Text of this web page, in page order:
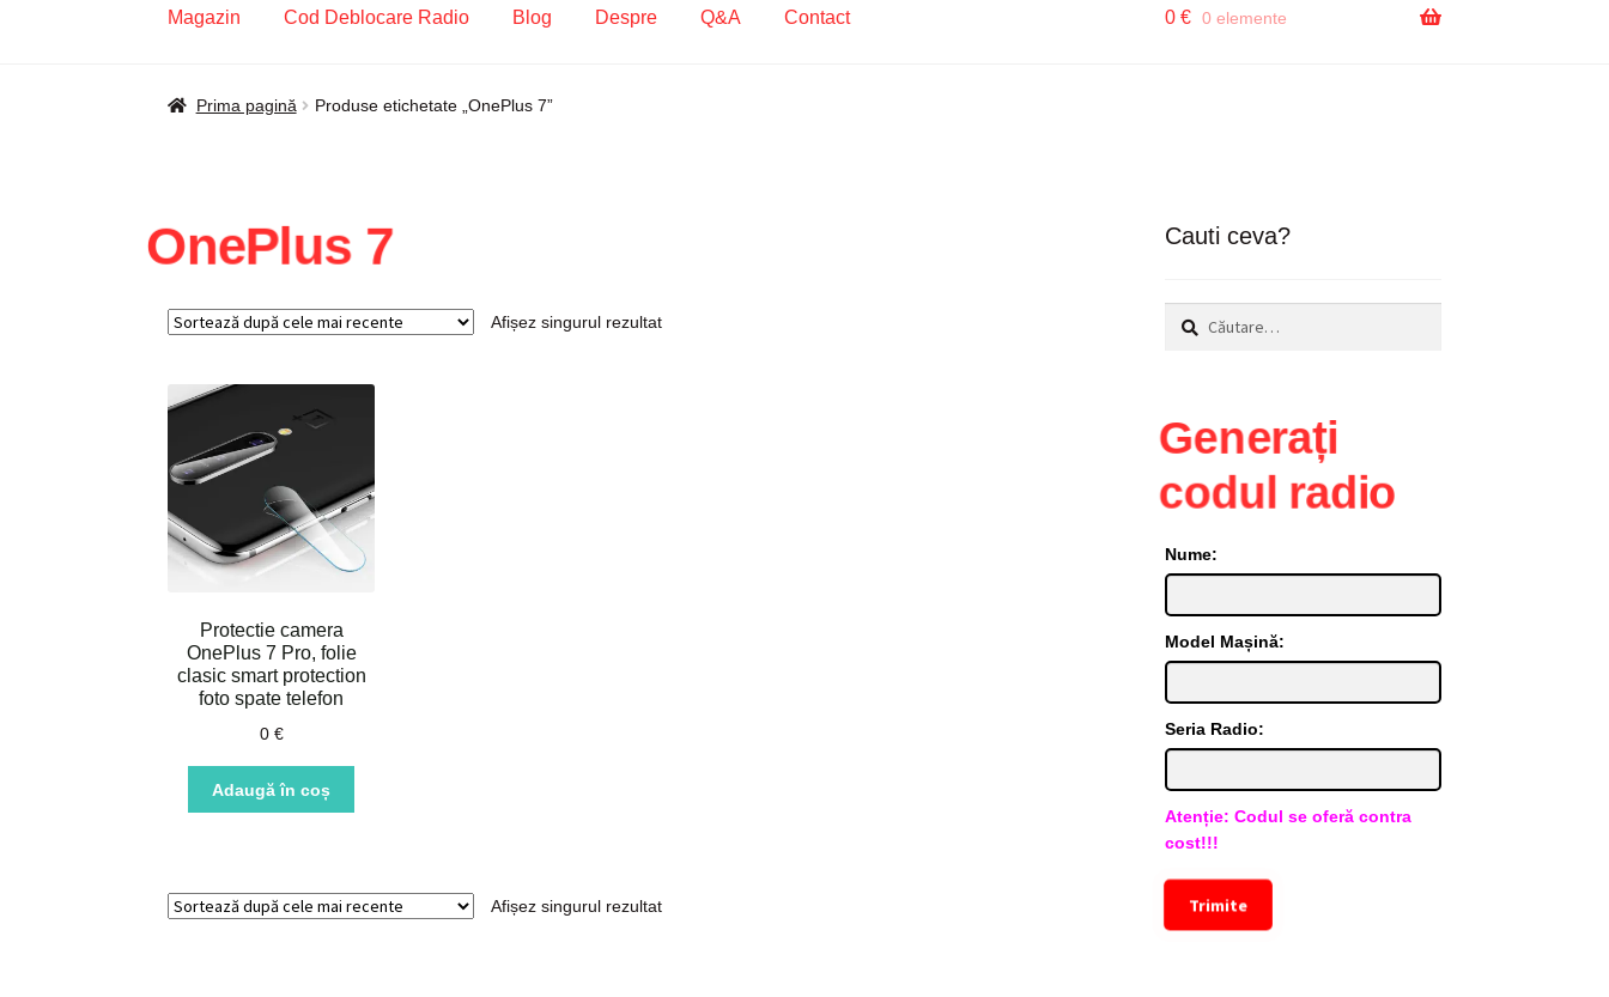
Magazin Cod Deblocare Radio Blog Despre Q&A Contact
Prima pagină Blog Cod Deblocare Radio, Decodare Casetofon Auto
0 € 0 elemente
Prima pagină Produse etichetate „OnePlus 7”
OnePlus 7
Afișez singurul rezultat
Protectie camera
OnePlus 7 Pro, folie
clasic smart protection
foto spate telefon
0 €
Adaugă în coș
Afișez singurul rezultat
Cauti ceva?
Caută
după:
Generați
codul radio
Nume:
Model Mașină:
Seria Radio:
Atenție: Codul se oferă contra
cost!!!
Trimite